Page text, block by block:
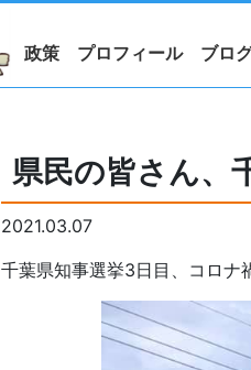
政策 プロフィール ブロ
県民の皆さん、
2021.03.07
千葉県知事選挙3日目、コロナ